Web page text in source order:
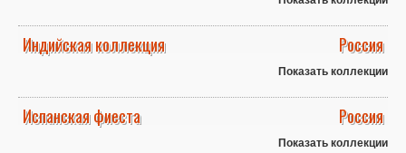
Индийская коллекция Россия
Показать коллекции
Испанская фиеста Россия
Показать коллекции